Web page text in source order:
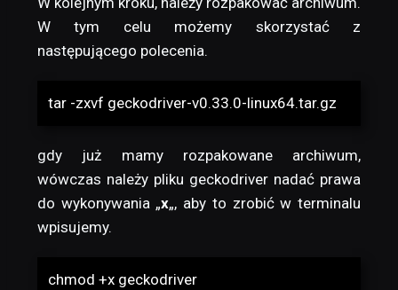
W tym celu możemy skorzystać z
następującego polecenia.
tar -zxvf geckodriver-v0.33.0-linux64.tar.gz
gdy już mamy rozpakowane archiwum,
wówczas należy pliku geckodriver nadać prawa
do wykonywania „x„, aby to zrobić w terminalu
wpisujemy.
chmod +x geckodriver